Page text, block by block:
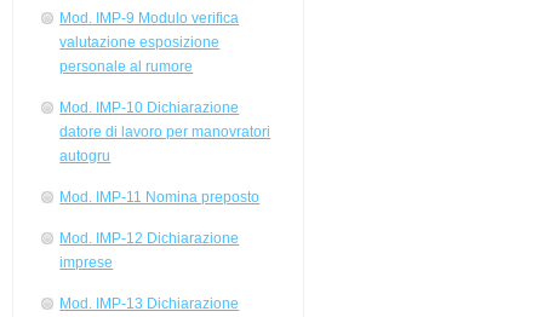
Mod. IMP-9 Modulo verifica
valutazione esposizione
personale al rumore
Mod. IMP-10 Dichiarazione
datore di lavoro per manovratori
autogru
Mod. IMP-11 Nomina preposto
Mod. IMP-12 Dichiarazione
imprese
Mod. IMP-13 Dichiarazione